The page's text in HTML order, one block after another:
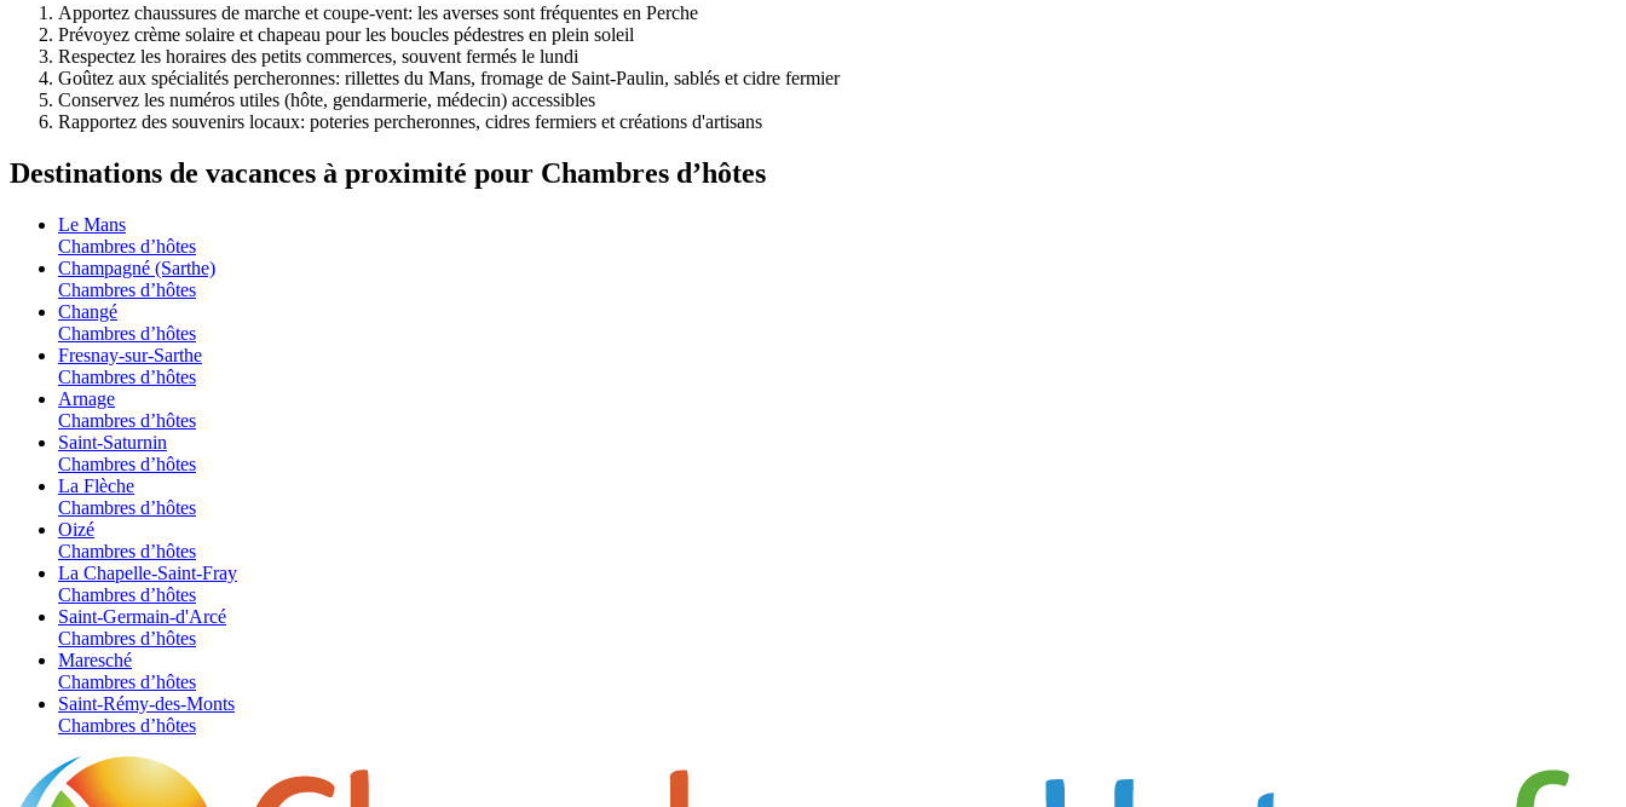
Apportez chaussures de marche et coupe-vent: les averses sont fréquentes en Perche
Prévoyez crème solaire et chapeau pour les boucles pédestres en plein soleil
Respectez les horaires des petits commerces, souvent fermés le lundi
Goûtez aux spécialités percheronnes: rillettes du Mans, fromage de Saint-Paulin, sablés et cidre fermier
Conservez les numéros utiles (hôte, gendarmerie, médecin) accessibles
Rapportez des souvenirs locaux: poteries percheronnes, cidres fermiers et créations d'artisans
Destinations de vacances à proximité pour Chambres d’hôtes
Le Mans
Chambres d’hôtes
Champagné (Sarthe)
Chambres d’hôtes
Changé
Chambres d’hôtes
Fresnay-sur-Sarthe
Chambres d’hôtes
Arnage
Chambres d’hôtes
Saint-Saturnin
Chambres d’hôtes
La Flèche
Chambres d’hôtes
Oizé
Chambres d’hôtes
La Chapelle-Saint-Fray
Chambres d’hôtes
Saint-Germain-d'Arcé
Chambres d’hôtes
Maresché
Chambres d’hôtes
Saint-Rémy-des-Monts
Chambres d’hôtes